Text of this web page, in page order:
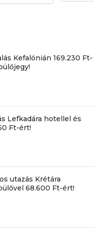
Kefalónián 169.230 Ft-
Lefkadára hotellel és
Ft-ért!
utazás Krétára
68.600 Ft-ért!